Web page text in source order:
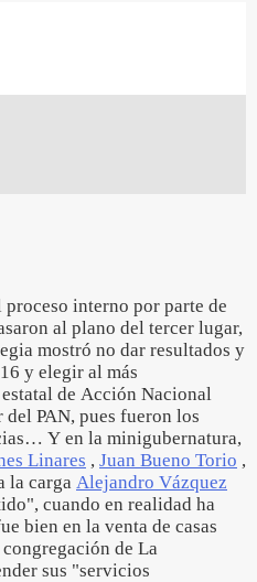
interno por parte de
al plano del tercer lugar,
mostró no dar resultados y
y elegir al más
de Acción Nacional
PAN, pues fueron los
Y en la minigubernatura,
Linares , Juan Bueno Torio ,
la carga Alejandro Vázquez
cuando en realidad ha
bien en la venta de casas
de La
sus "servicios